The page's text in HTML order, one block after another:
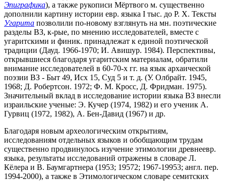
Эпиграфика), а также рукописи Мёртвого м. существенно
дополнили картину истории евр. языка I тыс. до Р. Х. Тексты
Угарита позволили по-новому взглянуть на мн. поэтические
разделы ВЗ, к-рые, по мнению исследователей, вместе с
угаритскими и финик. принадлежат к единой поэтической
традиции (Дауд. 1966-1970; И. Авишур. 1984). Перспективы,
открывшиеся благодаря угаритским материалам, обратили
внимание исследователей в 60-70-х гг. на язык архаической
поэзии ВЗ - Быт 49, Исх 15, Суд 5 и т. д. (У. Олбрайт. 1945,
1968; Д. Робертсон. 1972; Ф. М. Кросс, Д. Фридман. 1975).
Значительный вклад в исследование истории языка ВЗ внесли
израильские ученые: Э. Кучер (1974, 1982) и его ученик А.
Гурвиц (1972, 1982), А. Бен-Давид (1967) и др.
Благодаря новым археологическим открытиям,
исследованиям отдельных языков и обобщающим трудам
существенно продвинулось изучение этимологии древнеевр.
языка, результаты исследований отражены в словаре Л.
Кёлера и В. Баумгартнера (1953; 19572; 1967-19953; англ. пер.
1994-2000), а также в Этимологическом словаре семитских